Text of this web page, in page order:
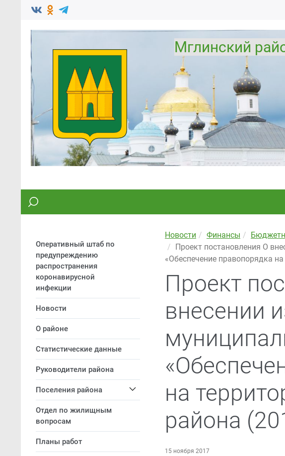
Мглинский
Оперативный штаб по
предупреждению
распространения
коронавирусной
инфекции
Новости
О районе
Статистические данные
Руководители района
Поселения района
Отдел по жилищным
вопросам
Планы работ
Новости Финансы
Проект постановления О
«Обеспечение правопорядка
Проект
внесении
на
района
15 ноября 2017